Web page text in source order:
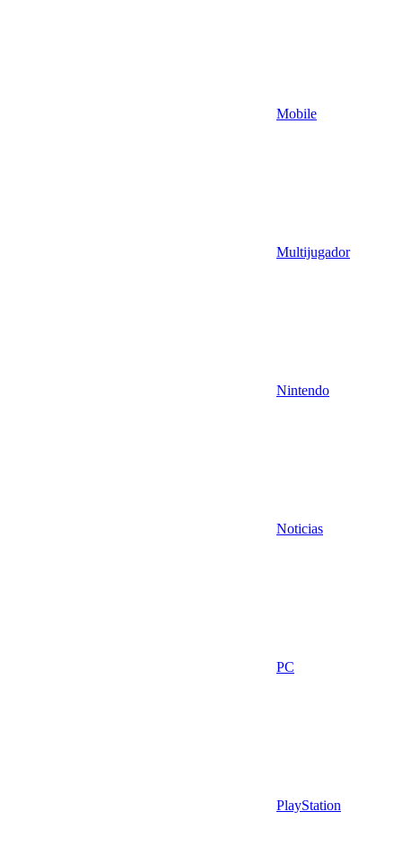
Mobile
Multijugador
Nintendo
Noticias
PC
PlayStation